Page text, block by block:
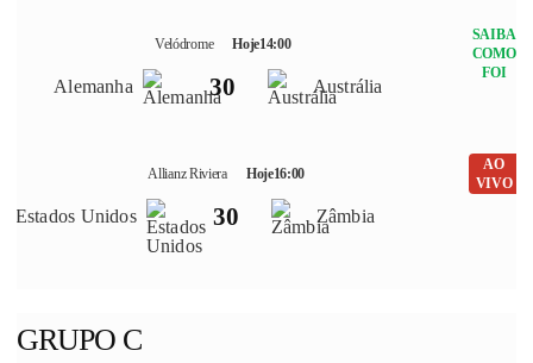
Velódrome Hoje14:00
Alemanha 30 Austrália
SAIBA
COMO
FOI
Allianz Riviera Hoje16:00
Estados Unidos 30 Zâmbia
AO
VIVO
GRUPO C